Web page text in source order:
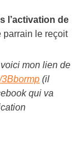
l’activation de
parrain le reçoit
mon lien de
3Bbormp (il
qui va